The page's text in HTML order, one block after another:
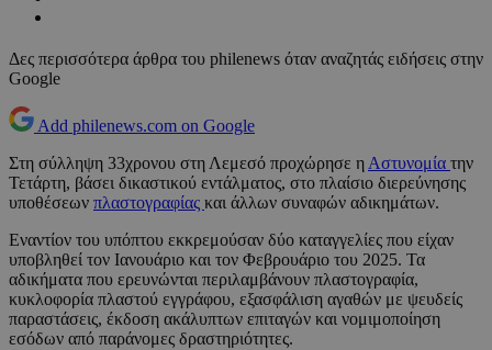
Δες περισσότερα άρθρα του philenews όταν αναζητάς ειδήσεις στην
Google
Add philenews.com on Google
Στη σύλληψη 33χρονου στη Λεμεσό προχώρησε η Αστυνομία την
Τετάρτη, βάσει δικαστικού εντάλματος, στο πλαίσιο διερεύνησης
υποθέσεων πλαστογραφίας και άλλων συναφών αδικημάτων.
Εναντίον του υπόπτου εκκρεμούσαν δύο καταγγελίες που είχαν
υποβληθεί τον Ιανουάριο και τον Φεβρουάριο του 2025. Τα
αδικήματα που ερευνώνται περιλαμβάνουν πλαστογραφία,
κυκλοφορία πλαστού εγγράφου, εξασφάλιση αγαθών με ψευδείς
παραστάσεις, έκδοση ακάλυπτων επιταγών και νομιμοποίηση
εσόδων από παράνομες δραστηριότητες.